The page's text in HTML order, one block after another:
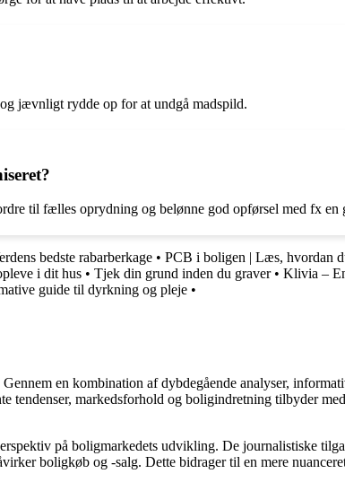
jævnligt rydde op for at undgå madspild.
til fælles oprydning og belønne god opførsel med fx en
bedste rabarberkage • PCB i boligen | Læs, hvordan
i dit hus • Tjek din grund inden du graver• Klivia –
guide til dyrkning og pleje •
en kombination af dybdegående analyser,
tendenser, markedsforhold og boligindretning tilbyder
på boligmarkedets udvikling. De journalistiske
boligkøb og -salg. Dette bidrager til en mere